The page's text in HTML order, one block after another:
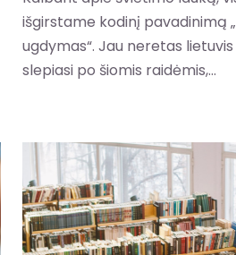
išgirstame kodinį pavadinimą
ugdymas“. Jau neretas lietuvis
slepiasi po šiomis raidėmis,...